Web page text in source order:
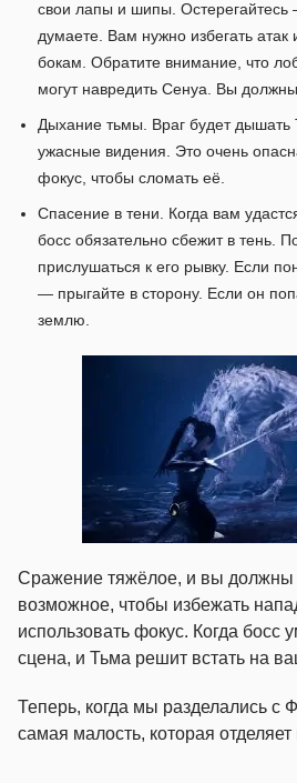
свои лапы и шипы.
думаете. Вам нужно избегать атак
бокам. Обратите внимание, что
могут навредить Сенуа. Вы должны
Дыхание тьмы. Враг будет дышать
ужасные видения. Это очень
фокус, чтобы сломать её.
Спасение в тени. Когда вам
босс обязательно сбежит в тень.
прислушаться к его рывку. Если
— прыгайте в сторону. Если он
землю.
Сражение тяжёлое, и вы должны
возможное, чтобы избежать
использовать фокус. Когда босс
сцена, и Тьма решит встать на
Теперь, когда мы разделались с
самая малость, которая